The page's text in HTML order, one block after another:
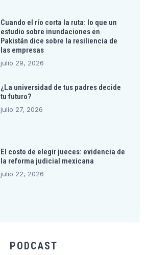
Cuando el río corta la ruta: lo que un
estudio sobre inundaciones en
Pakistán dice sobre la resiliencia de
las empresas
julio 29, 2026
¿La universidad de tus padres decide
tu futuro?
julio 27, 2026
El costo de elegir jueces: evidencia de
la reforma judicial mexicana
julio 22, 2026
PODCAST